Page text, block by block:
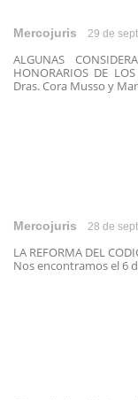
Mercojuris 29 de
ALGUNAS
HONORARIOS DE
Dras. Cora Musso y
Mercojuris 28 de
LA REFORMA DEL
Nos encontramos el 6